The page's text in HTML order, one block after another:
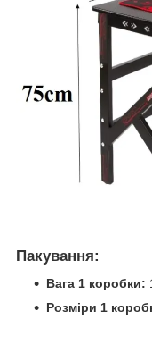
Пакування:
Вага 1 коробки:
Розміри 1